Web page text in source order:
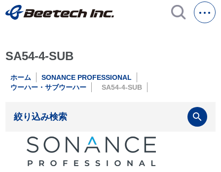
SA54-4-SUB
ホーム
SONANCE PROFESSIONAL
ウーハー・サブウーハー
SA54-4-SUB
絞り込み検索 search